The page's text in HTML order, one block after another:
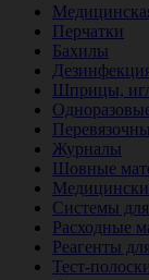
Перчатки
Бахилы
Шприцы,
Журналы
Шовные
Системы
Расходные
Реагенты
Тест-